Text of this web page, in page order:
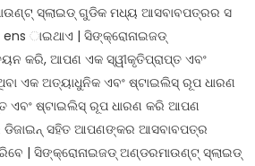
ସ୍ଲାଇଡ୍ ଗୁଡିକ ମଧ୍ୟ ଆସବାବପତ୍ରର ସ
ାଇଥାଏ | ସିଙ୍କ୍ରୋନାଇଜଡ୍
କରି, ଆପଣ ଏକ ସ୍ୱୀକୃତିପ୍ରାପ୍ତ ଏବଂ
ଏକ ଅତ୍ୟାଧୁନିକ ଏବଂ ଷ୍ଟାଇଲିସ୍ ରୂପ ଧାରଣ
ଏବଂ ଷ୍ଟାଇଲିସ୍ ରୂପ ଧାରଣ କରି ଆପଣ
ସହିତ ଆପଣଙ୍କର ଆସବାବପତ୍ର
| ସିଙ୍କ୍ରୋନାଇଜଡ୍ ଅଣ୍ଡରମାଉଣ୍ଟ୍ ସ୍ଲାଇଡ୍